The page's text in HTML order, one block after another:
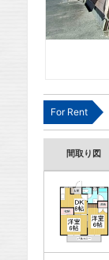
For Rent
間取り図